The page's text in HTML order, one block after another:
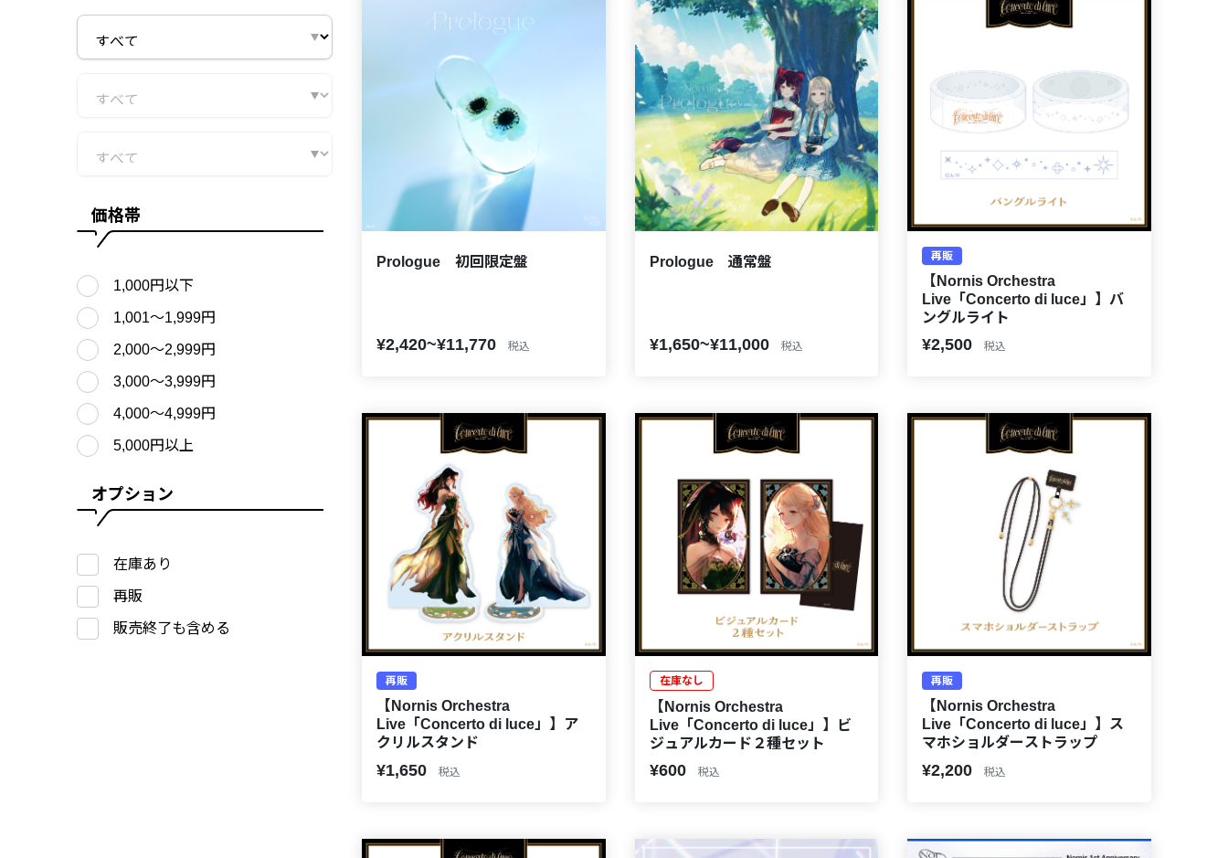
価格帯
1,000円以下
1,001〜1,999円
2,000〜2,999円
3,000〜3,999円
4,000〜4,999円
5,000円以上
オプション
在庫あり
再販
販売終了も含める
Prologue 初回限定盤
¥2,420~¥11,770 税込
Prologue 通常盤
¥1,650~¥11,000 税込
再販
【Nornis Orchestra
Live「Concerto di luce」】バ
ングルライト
¥2,500 税込
再販
【Nornis Orchestra
Live「Concerto di luce」】ア
クリルスタンド
¥1,650 税込
在庫なし
【Nornis Orchestra
Live「Concerto di luce」】ビ
ジュアルカード２種セット
¥600 税込
再販
【Nornis Orchestra
Live「Concerto di luce」】ス
マホショルダーストラップ
¥2,200 税込